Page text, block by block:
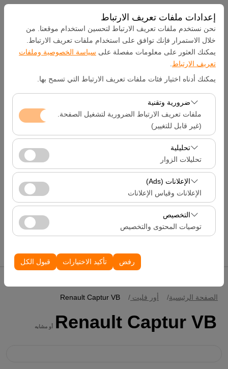
إعدادات ملفات تعريف الارتباط
نحن نستخدم ملفات تعريف الارتباط لتحسين استخدام موقعنا. من
خلال الاستمرار فإنك توافق على استخدام ملفات تعريف الارتباط.
يمكنك العثور على معلومات مفصلة على سياسة الخصوصية وملفات
تعريف الارتباط
يمكنك أدناه اختيار فئات ملفات تعريف الارتباط التي تسمح بها.
ضرورية وتقنية
ملفات تعريف الارتباط الضرورية لتشغيل الصفحة.
(غير قابل للتغيير)
تعد ملفات تعريف الارتباط هذه ضرورية لعمل الموقع بشكل
صحيح، والأمان، وإدارة الجلسات، والوظائف الأساسية. لا يمكن
تعطيلها.
تحليلية
تحليلات الزوار
تتيح لنا ملفات تعريف الارتباط هذه تحليل كيفية استخدام موقعنا
(عدد الزوار، الصفحات الأكثر زيارة، سلوك المستخدمين).
تُستخدم هذه البيانات لقياس أداء الموقع وتحسين تجربة
المستخدم بشكل مستمر.
الإعلانات (Ads)
الإعلانات وقياس الإعلانات
تتيح لنا ملفات تعريف الارتباط هذه عرض إعلانات مخصصة
تتناسب مع اهتماماتك وقياس فعالية حملاتنا الإعلانية (عدد مرات
الظهور، معدل النقر).
التخصيص
توصيات المحتوى والتخصيص
تجربتك على المنصة من خلال حفظ إعدادات واجهة المستخدم،
وتفضيلات اللغة، والإعدادات الأخرى.
رفض تأكيد الاختيارات قبول الكل
بيك اب الموقع
Hatay Samandağ
تحديد موقع مختلف الانزال
تاريخ الالتقاط والوقت
تاريخ العودة والوقت
الصفحة الرئيسية أور فليت Renault Captur VB
Renault Captur VB أو مشابه